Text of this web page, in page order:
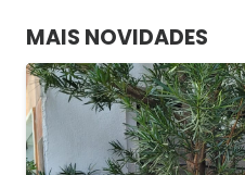
MAIS NOVIDADES